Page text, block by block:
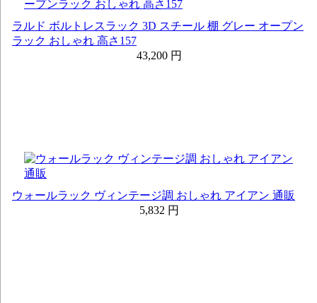
ラルド ボルトレスラック 3D スチール 棚 グレー オープン
ラック おしゃれ 高さ157
43,200 円
ウォールラック ヴィンテージ調 おしゃれ アイアン 通販
5,832 円